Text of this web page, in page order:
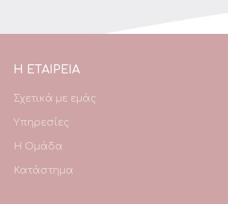
Η ΕΤΑΙΡΕΙΑ
Σχετικά με εμάς
Υπηρεσίες
Η Ομάδα
Κατάστημα